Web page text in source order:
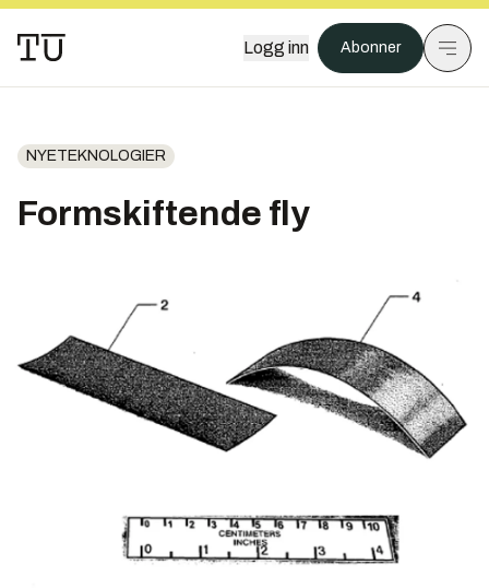
Logg inn Abonner
NYETEKNOLOGIER
Formskiftende fly